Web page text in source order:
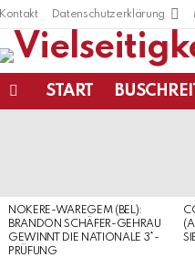
Kontakt Datenschutzerklärung
START
NOKERE-WAREGEM (BEL):
BRANDON SCHÄFER-GEHRAU
GEWINNT DIE NATIONALE 3*-
PRÜFUNG